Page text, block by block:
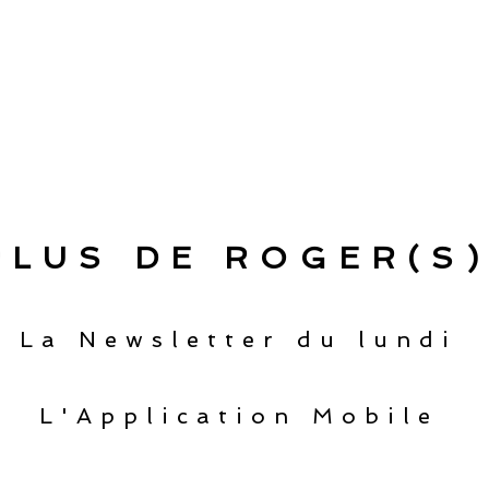
DE
La Newsletter du lundi
L'Application Mobile